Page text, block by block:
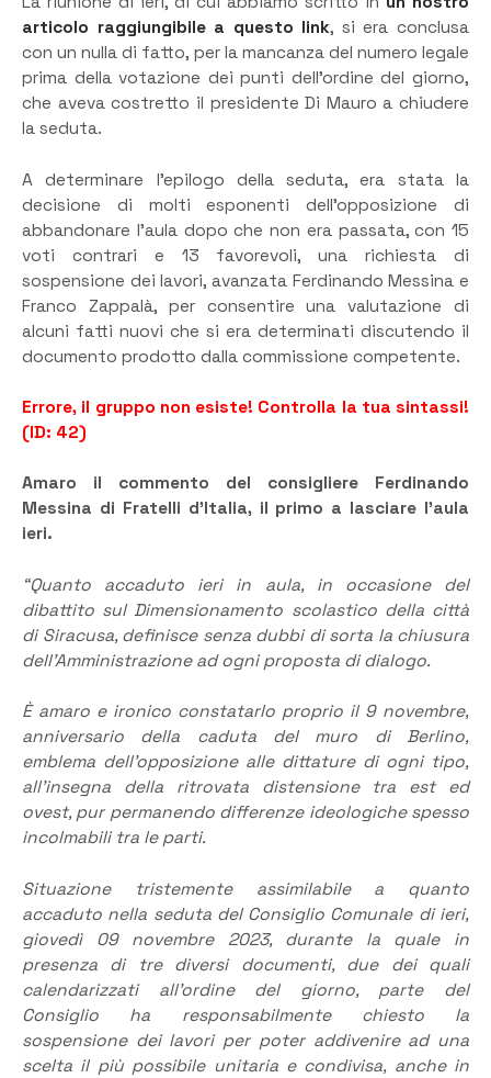
articolo raggiungibile a questo link, si era conclusa
con un nulla di fatto, per la mancanza del numero legale
prima della votazione dei punti dell’ordine del giorno,
che aveva costretto il presidente Di Mauro a chiudere
la seduta.
A determinare l’epilogo della seduta, era stata la
decisione di molti esponenti dell’opposizione di
abbandonare l’aula dopo che non era passata, con 15
voti contrari e 13 favorevoli, una richiesta di
sospensione dei lavori, avanzata Ferdinando Messina e
Franco Zappalà, per consentire una valutazione di
alcuni fatti nuovi che si era determinati discutendo il
documento prodotto dalla commissione competente.
Errore, il gruppo non esiste! Controlla la tua sintassi!
(ID: 42)
Amaro il commento del consigliere Ferdinando
Messina di Fratelli d’Italia, il primo a lasciare l’aula
ieri.
“Quanto accaduto ieri in aula, in occasione del
dibattito sul Dimensionamento scolastico della città
di Siracusa, definisce senza dubbi di sorta la chiusura
dell’Amministrazione ad ogni proposta di dialogo.
È amaro e ironico constatarlo proprio il 9 novembre,
anniversario della caduta del muro di Berlino,
emblema dell’opposizione alle dittature di ogni tipo,
all’insegna della ritrovata distensione tra est ed
ovest, pur permanendo differenze ideologiche spesso
incolmabili tra le parti.
Situazione tristemente assimilabile a quanto
accaduto nella seduta del Consiglio Comunale di ieri,
giovedì 09 novembre 2023, durante la quale in
presenza di tre diversi documenti, due dei quali
calendarizzati all’ordine del giorno, parte del
Consiglio ha responsabilmente chiesto la
sospensione dei lavori per poter addivenire ad una
scelta il più possibile unitaria e condivisa, anche in